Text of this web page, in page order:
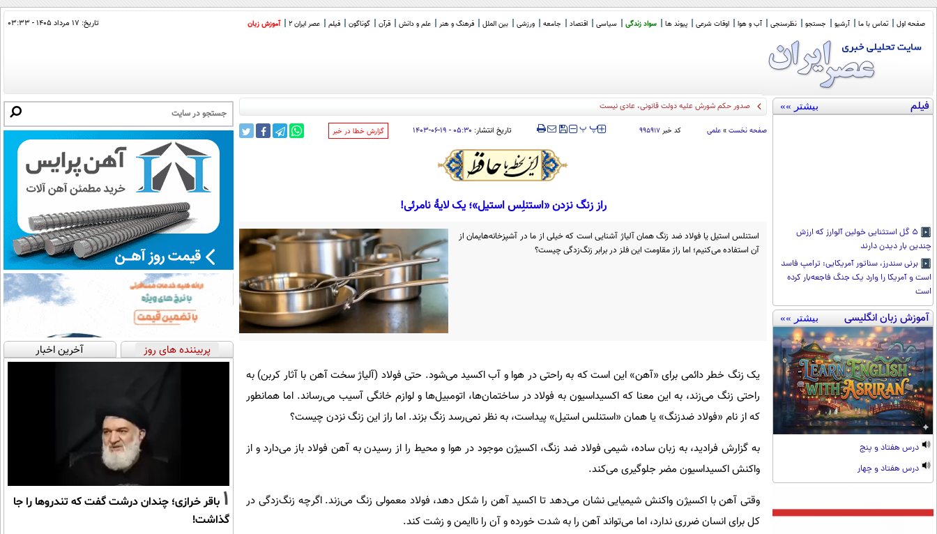
صفحه اول تماس با ما آرشیو جستجو نظرسنجی آب و هوا اوقات شرعی پیوند ها سواد زندگی سیاسی اقتصاد جامعه ورزشی بین الملل فرهنگ و هنر علم و دانش قرآن گوناگون فیلم عصر ایران 2 آموزش زبان تاریخ: ۱۷ مرداد ۱۴۰۵ - ۰۳:۳۳
فیلم بیشتر »»
۵ گل استثنایی خولین آلوارز که ارزش
چندین بار دیدن دارند
برنی سندرز، سناتور آمریکایی: ترامپ فاسد
است و آمریکا را وارد یک جنگ فاجعه‌بار کرده
است
آموزش زبان انگلیسی بیشتر »»
درس هفتاد و پنج
درس هفتاد و چهار
صدور حکم شورش علیه دولت قانونی، عادی نیست
صفحه نخست » علمی کد خبر ۹۹۵۹۱۷ ‍‍‍ پپ تاریخ انتشار: ۰۵:۳۰ - ۱۹-۰۶-۱۴۰۳ ‌گزارش خطا در خبر
راز زنگ نزدن «استنلِس استیل»؛ یک لایۀ نامرئی!
استنلس استیل یا فولاد ضد زنگ همان آلیاژ آشنایی است که خیلی از ما در آشپزخانه‌هایمان از
آن استفاده می‌کنیم؛ اما راز مقاومت این فلز در برابر زنگ‌زدگی چیست؟
یک زنگ خطر دائمی برای «آهن» این است که به راحتی در هوا و آب اکسید می‌شود. حتی فولاد (آلیاژ سخت آهن با آثار کربن) به
راحتی زنگ می‌زند، به این معنا که اکسیداسیون به فولاد در ساختمان‌ها، اتومبیل‌ها و لوازم خانگی آسیب می‌رساند. اما همانطور
که از نام «فولاد ضدزنگ» یا همان «استنلس استیل» پیداست، به نظر نمی‌رسد زنگ بزند. اما راز این زنگ نزدن چیست؟
به گزارش فرادید، به زبان ساده، شیمی فولاد ضد زنگ، اکسیژن موجود در هوا و محیط را از رسیدن به آهن فولاد باز می‌دارد و از
واکنش اکسیداسیون مضر جلوگیری می‌کند.
وقتی آهن با اکسیژن واکنش شیمیایی نشان می‌دهد تا اکسید آهن را شکل دهد، فولاد معمولی زنگ می‌زند. اگرچه زنگ‌زدگی در
کل برای انسان ضرری ندارد، اما می‌تواند آهن را به شدت خورده و آن را ناایمن و زشت کند.
پربیننده های روز آخرین اخبار
1 باقر خرازی؛ چندان درشت گفت که تندروها را جا
گذاشت!